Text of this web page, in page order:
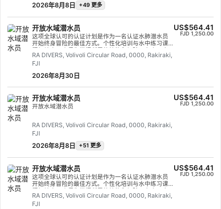
2026年8月8日 +49 更多
开放水域潜水员
这项全球认可的认证计划是作为一名认证水肺潜水员
开始终身冒险的最佳方式。个性化培训与水中练习课
程相结合，确保您掌握所需的技能和经验，在水下真
正做到游刃有余。您将获得 SSI 开放水域潜水员证
书。
RA DIVERS, Volivoli Circular Road, 0000, Rakiraki,
FJI
2026年8月30日
US$564.41
FJD 1,250.00
开放水域潜水员
开放水域潜水员
RA DIVERS, Volivoli Circular Road, 0000, Rakiraki,
FJI
2026年8月8日 +51 更多
US$564.41
FJD 1,250.00
开放水域潜水员
这项全球认可的认证计划是作为一名认证水肺潜水员
开始终身冒险的最佳方式。个性化培训与水中练习课
程相结合，确保您掌握所需的技能和经验，在水下真
正做到游刃有余。您将获得 SSI 开放水域潜水员证
书。
RA DIVERS, Volivoli Circular Road, 0000, Rakiraki,
FJI
US$564.41
FJD 1,250.00